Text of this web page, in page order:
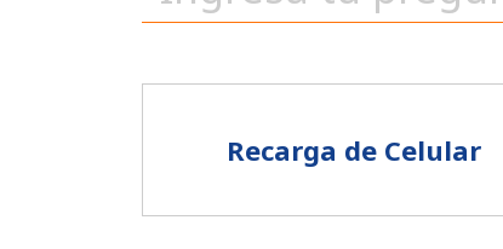
Recarga de Celular